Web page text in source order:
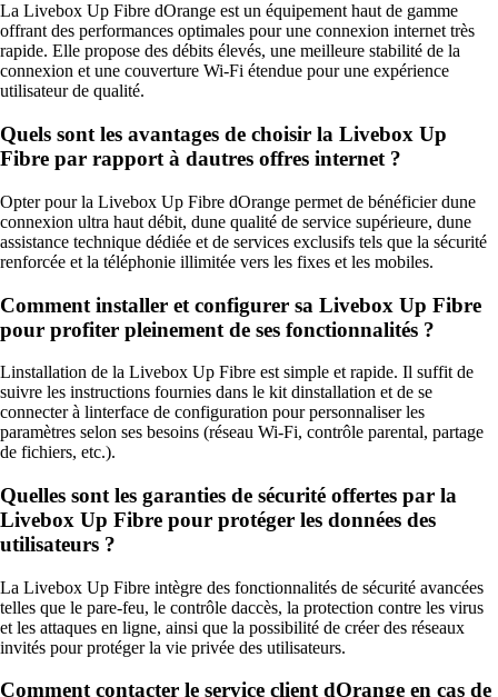
La Livebox Up Fibre dOrange est un équipement haut de gamme
offrant des performances optimales pour une connexion internet très
rapide. Elle propose des débits élevés, une meilleure stabilité de la
connexion et une couverture Wi-Fi étendue pour une expérience
utilisateur de qualité.
Quels sont les avantages de choisir la Livebox Up
Fibre par rapport à dautres offres internet ?
Opter pour la Livebox Up Fibre dOrange permet de bénéficier dune
connexion ultra haut débit, dune qualité de service supérieure, dune
assistance technique dédiée et de services exclusifs tels que la sécurité
renforcée et la téléphonie illimitée vers les fixes et les mobiles.
Comment installer et configurer sa Livebox Up Fibre
pour profiter pleinement de ses fonctionnalités ?
Linstallation de la Livebox Up Fibre est simple et rapide. Il suffit de
suivre les instructions fournies dans le kit dinstallation et de se
connecter à linterface de configuration pour personnaliser les
paramètres selon ses besoins (réseau Wi-Fi, contrôle parental, partage
de fichiers, etc.).
Quelles sont les garanties de sécurité offertes par la
Livebox Up Fibre pour protéger les données des
utilisateurs ?
La Livebox Up Fibre intègre des fonctionnalités de sécurité avancées
telles que le pare-feu, le contrôle daccès, la protection contre les virus
et les attaques en ligne, ainsi que la possibilité de créer des réseaux
invités pour protéger la vie privée des utilisateurs.
Comment contacter le service client dOrange en cas de